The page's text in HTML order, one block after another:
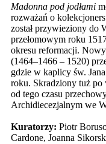
Madonna pod jodłami
rozważań o
został przywieziony do
przełomowym roku
okresu reformacji.
(1464–1466 – 1520)
gdzie w kaplicy św.
roku. Skradziony tuż po
od tego czasu
Archidiecezjalnym we
Kuratorzy: Piotr
Cardone, Joanna